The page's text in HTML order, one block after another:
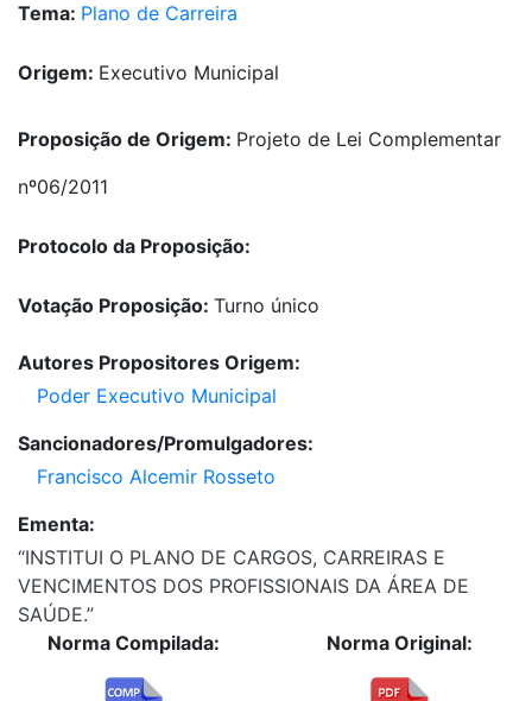
Tema: Plano de Carreira
Origem: Executivo Municipal
Proposição de Origem: Projeto de Lei Complementar
nº06/2011
Protocolo da Proposição:
Votação Proposição: Turno único
Autores Propositores Origem:
Poder Executivo Municipal
Sancionadores/Promulgadores:
Francisco Alcemir Rosseto
Ementa:
“INSTITUI O PLANO DE CARGOS, CARREIRAS E
VENCIMENTOS DOS PROFISSIONAIS DA ÁREA DE
SAÚDE.”
Norma Compilada:
Norma Original: